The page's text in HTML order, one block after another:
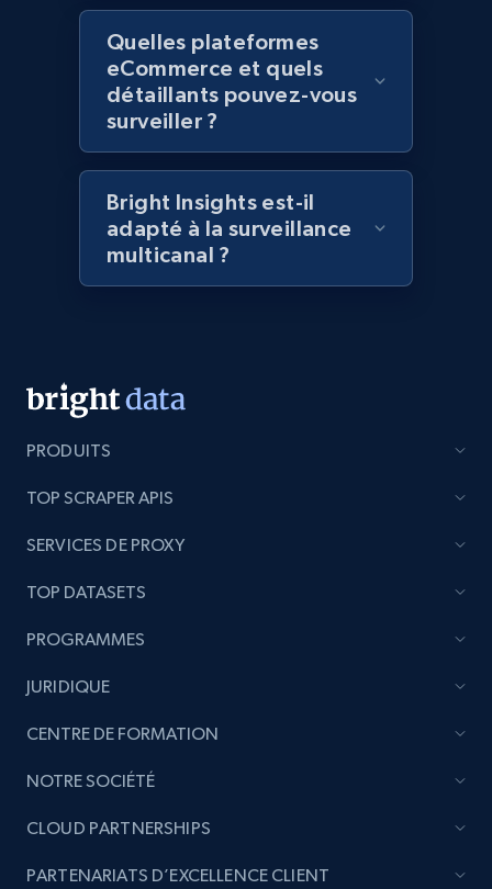
2.1K+ 375+ Commencer
Amazon products global dataset - Collect
Amazon products by seller URL
Title, Seller name, Brand, Description, Initial
price, Currency, Availability, Reviews count, and
products from Brands URLs
Title, Seller name, Brand, Description, Initial
more.
2.1K+
URL, Product id, Listing inventory id, Title, Rating,
Reviews count shop, Reviews count item, Initial
price, and more.
Quelles plateformes
eCommerce et quels
détaillants pouvez-vous
surveiller ?
Bright Insights est-il
adapté à la surveillance
multicanal ?
PRODUITS
TOP SCRAPER APIS
SERVICES DE PROXY
TOP DATASETS
PROGRAMMES
JURIDIQUE
CENTRE DE FORMATION
NOTRE SOCIÉTÉ
CLOUD PARTNERSHIPS
PARTENARIATS D’EXCELLENCE CLIENT